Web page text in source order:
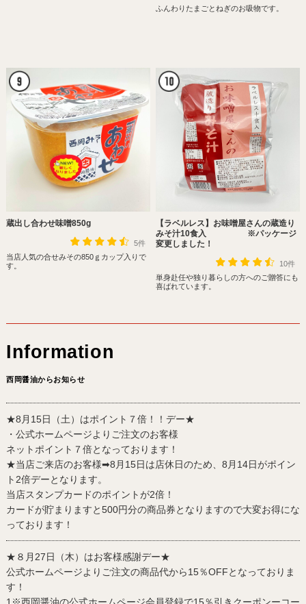
ふんわりたまごとねぎのお吸物です。
蔵出し合わせ味噌850g
5件
当店人気の合せみその850ｇカップ入りで
す。
【ラベルレス】お味噌屋さんの蔵造り
みそ汁10食入 ※パッケージ
変更しました！
10件
単身赴任や独り暮らしの方へのご贈答にも
喜ばれています。
西岡醤油からお知らせ
★8月15日（土）はポイント７倍！！デー★
・公式ホームページよりご注文のお客様
ネットポイント７倍となっております！
★当店ご来店のお客様➡8月15日は店休日のため、8月14日がポイン
ト2倍デーとなります。
当店スタンプカードのポイントが2倍！
カードが貯まりますと500円分の商品券となりますので大変お得にな
っております！
★８月27日（木）はお客様感謝デー★
公式ホームページよりご注文の商品代から15％OFFとなっておりま
す！
1※西岡醤油の公式ホームページ会員登録で15％引きクーポンーコー